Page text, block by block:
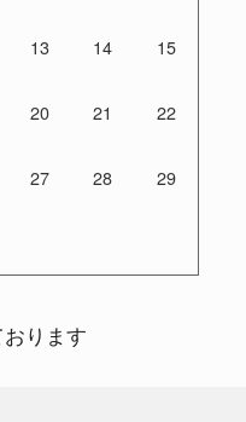
13 14 15
20 21 22
27 28 29
ります